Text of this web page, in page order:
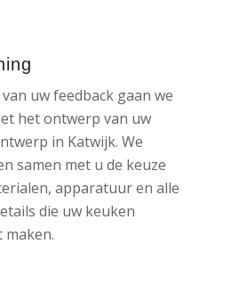
uw feedback gaan we
het ontwerp van uw
in Katwijk. We
samen met u de keuze
apparatuur en alle
die uw keuken
maken.